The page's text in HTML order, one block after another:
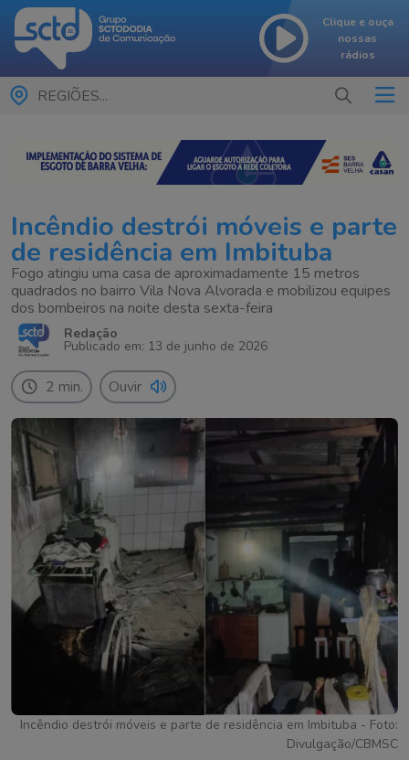
Clique e ouça
nossas
rádios
REGIÕES...
Incêndio destrói móveis e parte
de residência em Imbituba
Fogo atingiu uma casa de aproximadamente 15 metros
quadrados no bairro Vila Nova Alvorada e mobilizou equipes
dos bombeiros na noite desta sexta-feira
Redação
Publicado em: 13 de junho de 2026
2 min. Ouvir
Incêndio destrói móveis e parte de residência em Imbituba - Foto:
Divulgação/CBMSC